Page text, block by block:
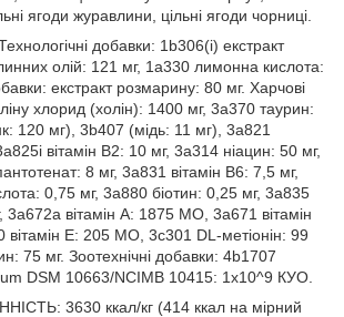
ягоди журавлини, цільні ягоди чорниці.
добавки: 1b306(i) екстракт
олій: 121 мг, 1a330 лимонна кислота:
екстракт розмарину: 80 мг. Харчові
хлорид (холін): 1400 мг, 3a370 таурин:
120 мг), 3b407 (мідь: 11 мг), 3a821
вітамін В2: 10 мг, 3a314 ніацин: 50 мг,
8 мг, 3a831 вітамін В6: 7,5 мг,
0,75 мг, 3a880 біотин: 0,25 мг, 3a835
3a672a вітамін А: 1875 МО, 3a671 вітамін
Е: 205 МО, 3c301 DL-метіонін: 99
75 мг. Зоотехнічні добавки: 4b1707
DSM 10663/NCIMB 10415: 1x10^9 КУО.
3630 ккал/кг (414 ккал на мірний